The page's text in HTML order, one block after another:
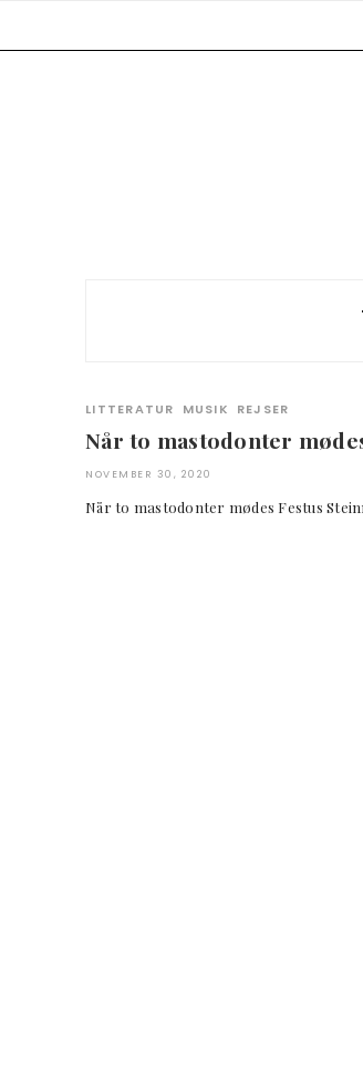
LITTERATUR MUSIK REJSER
Når to mastodonter
NOVEMBER 30, 2020
Når to mastodonter mødes Festus